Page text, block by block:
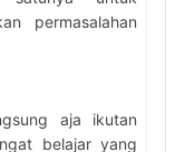
permasalahan
aja ikutan
belajar yang